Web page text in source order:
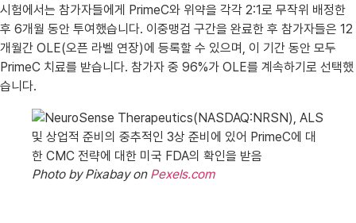
시험에서는 참가자들에게 PrimeC와 위약을 각각 2:1로 무작위 배정한
후 6개월 동안 투여했습니다. 이중맹검 구간을 완료한 후 참가자들은 12
개월간 OLE(오픈 라벨 연장)에 등록할 수 있으며, 이 기간 동안 모두
PrimeC 치료를 받습니다. 참가자 중 96%가 OLE를 계속하기로 선택했
습니다.
Photo by Pixabay on Pexels.com